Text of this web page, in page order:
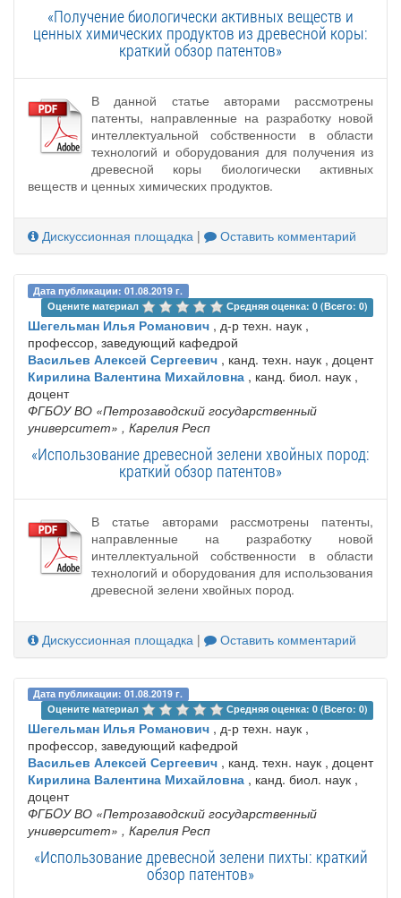
«Получение биологически активных веществ и
ценных химических продуктов из древесной коры:
краткий обзор патентов»
В данной статье авторами рассмотрены
патенты, направленные на разработку новой
интеллектуальной собственности в области
технологий и оборудования для получения из
древесной коры биологически активных
веществ и ценных химических продуктов.
Дискуссионная площадка | Оставить комментарий
Дата публикации: 01.08.2019 г.
Оцените материал
Средняя оценка: 0 (Всего: 0)
Шегельман Илья Романович , д-р техн. наук ,
профессор, заведующий кафедрой
Васильев Алексей Сергеевич , канд. техн. наук , доцент
Кирилина Валентина Михайловна , канд. биол. наук ,
доцент
ФГБOУ ВО «Петрозаводский государственный
университет» , Карелия Респ
«Использование древесной зелени хвойных пород:
краткий обзор патентов»
В статье авторами рассмотрены патенты,
направленные на разработку новой
интеллектуальной собственности в области
технологий и оборудования для использования
древесной зелени хвойных пород.
Дискуссионная площадка | Оставить комментарий
Дата публикации: 01.08.2019 г.
Оцените материал
Средняя оценка: 0 (Всего: 0)
Шегельман Илья Романович , д-р техн. наук ,
профессор, заведующий кафедрой
Васильев Алексей Сергеевич , канд. техн. наук , доцент
Кирилина Валентина Михайловна , канд. биол. наук ,
доцент
ФГБOУ ВО «Петрозаводский государственный
университет» , Карелия Респ
«Использование древесной зелени пихты: краткий
обзор патентов»